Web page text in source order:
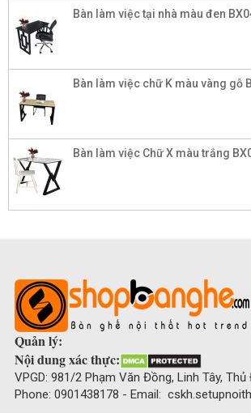
Bàn làm việc tại nhà màu đen
Bàn làm việc chữ K màu vàng gỗ
Bàn làm việc Chữ X màu trắng
Quản lý:
Nội dung xác thực:
VPGD: 981/2 Phạm Văn Đồng, Linh Tây, Thủ
Phone: 0901438178 - Email: